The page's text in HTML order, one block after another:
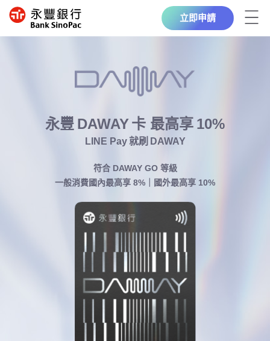
立即申請
永豐 DAWAY 卡 最高享 10%
LINE Pay 就刷 DAWAY
符合 DAWAY GO 等級
一般消費國內最高享 8%｜國外最高享 10%